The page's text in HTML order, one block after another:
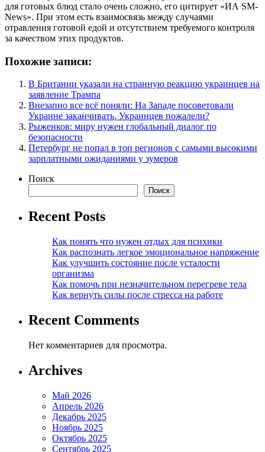
для готовых блюд стало очень сложно, его цитирует «ИА SM-
News». При этом есть взаимосвязь между случаями
отравления готовой едой и отсутствием требуемого контроля
за качеством этих продуктов.
Похожие записи:
В Британии указали на странную реакцию украинцев на
заявление Трампа
Внезапно все всё поняли: На Западе посоветовали
Украине заканчивать. Украинцев пожалели?
Рыженков: миру нужен глобальный диалог по
безопасности
Петербург не попал в топ регионов с самыми высокими
зарплатными ожиданиями у зумеров
Поиск
Поиск
Recent Posts
Как понять что нужен отдых для психики
Как распознать легкое эмоциональное напряжение
Как улучшить состояние после усталости
организма
Как помочь при незначительном перегреве тела
Как вернуть силы после стресса на работе
Recent Comments
Нет комментариев для просмотра.
Archives
Май 2026
Апрель 2026
Декабрь 2025
Ноябрь 2025
Октябрь 2025
Сентябрь 2025